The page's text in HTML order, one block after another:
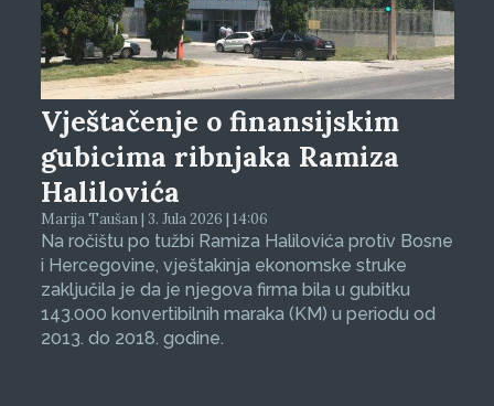
Vještačenje o finansijskim
gubicima ribnjaka Ramiza
Halilovića
Marija Taušan | 3. Jula 2026 | 14:06
Na ročištu po tužbi Ramiza Halilovića protiv Bosne
i Hercegovine, vještakinja ekonomske struke
zaključila je da je njegova firma bila u gubitku
143.000 konvertibilnih maraka (KM) u periodu od
2013. do 2018. godine.